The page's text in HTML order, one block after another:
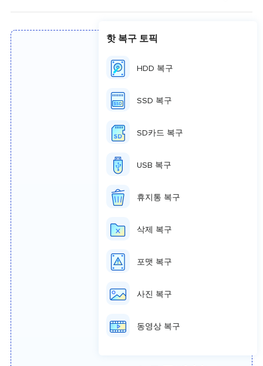
제 파일 복구 요점
제 파일 복구는 충분
수 있는 방법은 다음과
구 프로그램 사
용법:
그램으로 USB
쉽게 검색하고
복구할 수 있습
핫 복구 토픽
HDD 복구
SSD 복구
SD카드 복구
USB 복구
휴지통 복구
삭제 복구
포맷 복구
사진 복구
동영상 복구